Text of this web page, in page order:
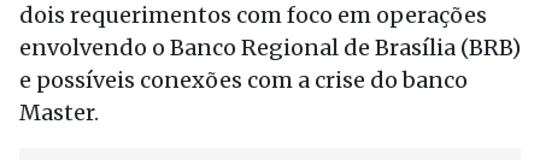
dois requerimentos com foco em operações
envolvendo o Banco Regional de Brasília (BRB)
e possíveis conexões com a crise do banco
Master.